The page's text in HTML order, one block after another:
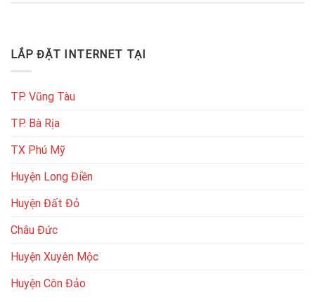
LẮP ĐẶT INTERNET TẠI
TP. Vũng Tàu
TP. Bà Rịa
TX Phú Mỹ
Huyện Long Điền
Huyện Đất Đỏ
Châu Đức
Huyện Xuyên Mộc
Huyện Côn Đảo